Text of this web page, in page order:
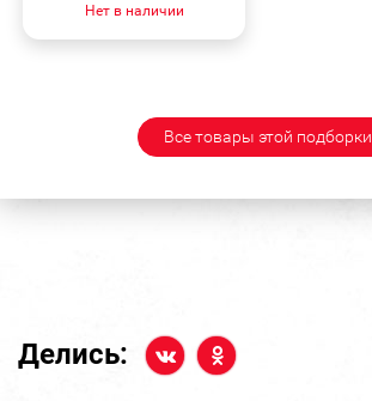
Нет в наличии
Все товары этой подборки
Делись: